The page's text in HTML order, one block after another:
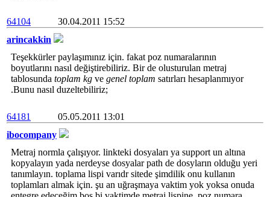
64104
30.04.2011 15:52
arincakkin
Teşekkürler paylaşımınız için. fakat poz numaralarının
boyutlarını nasıl değiştirebiliriz. Bir de olusturulan metraj
tablosunda toplam kg ve genel toplam satırları hesaplanmıyor
.Bunu nasıl duzeltebiliriz;
64181
05.05.2011 13:01
ibocompany
Metraj normla çalışıyor. linkteki dosyaları ya support un altına
kopyalayın yada nerdeyse dosyalar path de dosyların olduğu yeri
tanımlayın. toplama lispi varıdr sitede şimdilik onu kullanın
toplamları almak için. şu an uğraşmaya vaktim yok yoksa onuda